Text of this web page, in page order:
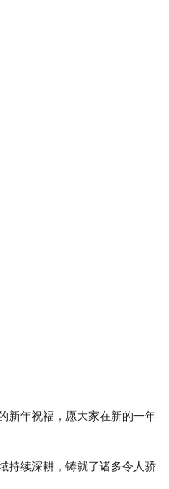
新年祝福，愿大家在新的一年
持续深耕，铸就了诸多令人骄